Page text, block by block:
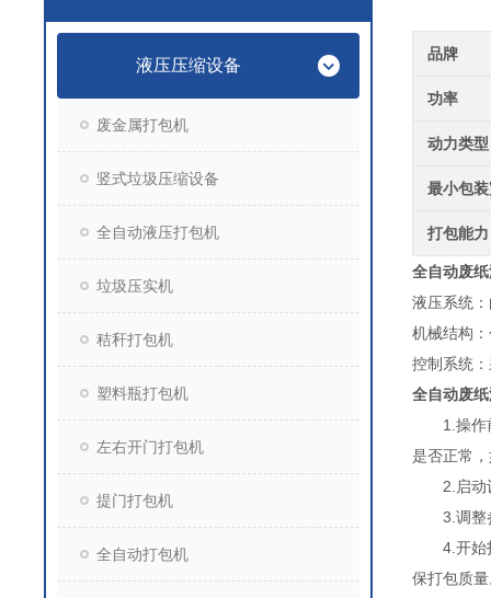
液压压缩设备
废金属打包机
竖式垃圾压缩设备
全自动液压打包机
垃圾压实机
秸秆打包机
塑料瓶打包机
左右开门打包机
提门打包机
全自动打包机
品牌
功率
动力类型
最小包
打包能力
全自动废
液压系统
机械结构
控制系统
全自动废
1.操作前
是否正常
2.启动设
3.调整参
4.开始打
保打包质